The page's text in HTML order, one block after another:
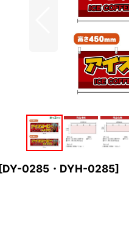
[DY-0285・DYH-0285]